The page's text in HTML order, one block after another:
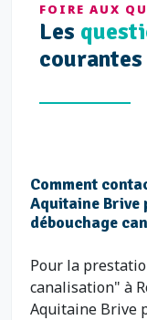
FOIRE AUX
Les
courantes
Comment
Aquitaine Brive
débouchage
Pour la
canalisation" à
Aquitaine Brive